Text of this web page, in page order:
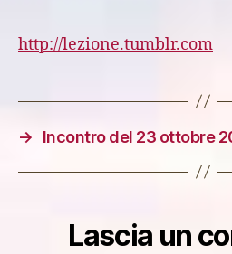
http://lezione.tumblr.com
→ Incontro del 23 ottobre
Lascia un